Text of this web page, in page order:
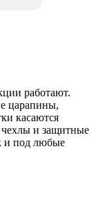
работают.
царапины,
касаются
чехлы и защитные
и под любые